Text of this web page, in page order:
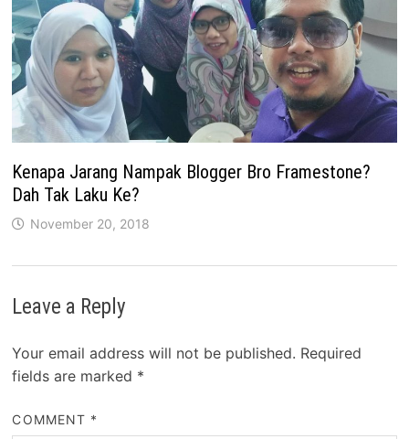
Kenapa Jarang Nampak Blogger Bro Framestone?
Dah Tak Laku Ke?
November 20, 2018
Leave a Reply
Your email address will not be published. Required
fields are marked *
COMMENT *